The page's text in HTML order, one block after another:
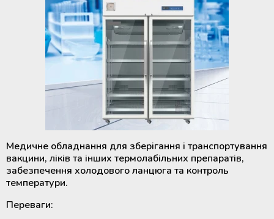
Медичне обладнання для зберігання і транспортування
вакцини, ліків та інших термолабільних препаратів,
забезпечення холодового ланцюга та контроль
температури.
Переваги: